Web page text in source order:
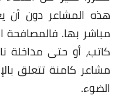
هذه المشاعر دون أن
مباشر بها. فالمصافحة
كاتب، أو حتى مداخلة
مشاعر كامنة تتعلق
الضوء.